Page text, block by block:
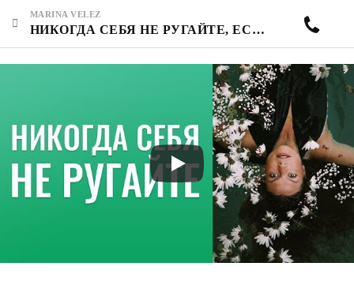
MARINA VELEZ
НИКОГДА СЕБЯ НЕ РУГАЙТЕ, ЕСЛИ ХОТИТЕ ДОВОДИТЬ ДЕЛА ДО КОНЦА. МОЯ ЦЕЛЬ ИЛИ ЧУЖАЯ?